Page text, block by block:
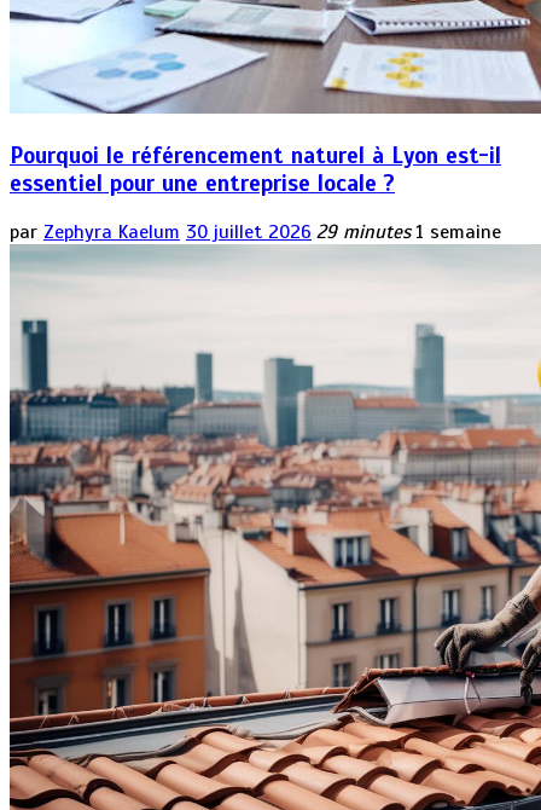
Pourquoi le référencement naturel à Lyon est-il
essentiel pour une entreprise locale ?
par Zephyra Kaelum 30 juillet 2026 29 minutes 1 semaine